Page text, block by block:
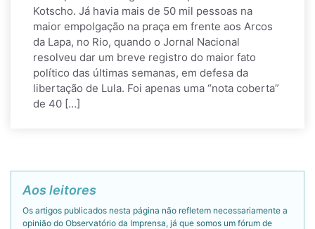
Kotscho. Já havia mais de 50 mil pessoas na
maior empolgação na praça em frente aos Arcos
da Lapa, no Rio, quando o Jornal Nacional
resolveu dar um breve registro do maior fato
político das últimas semanas, em defesa da
libertação de Lula. Foi apenas uma “nota coberta”
de 40 […]
Aos leitores
Os artigos publicados nesta página não refletem necessariamente a
opinião do Observatório da Imprensa, já que somos um fórum de